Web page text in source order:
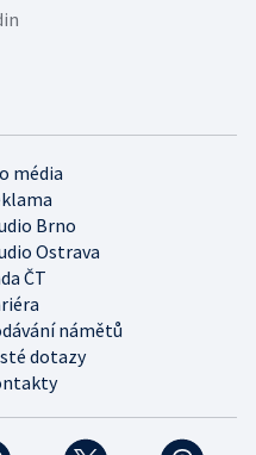
média
Brno
Ostrava
ČT
námětů
dotazy